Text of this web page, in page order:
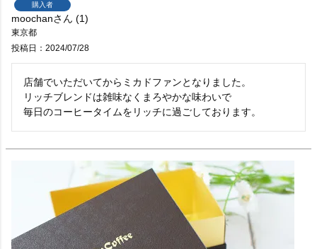
購入者
moochan 1
東京都
投稿日
2024/07/28
店舗でいただいてからミカドファンとなりました。
リッチブレンドは雑味なくまろやかな味わいで
毎日のコーヒータイムをリッチに過ごしております。